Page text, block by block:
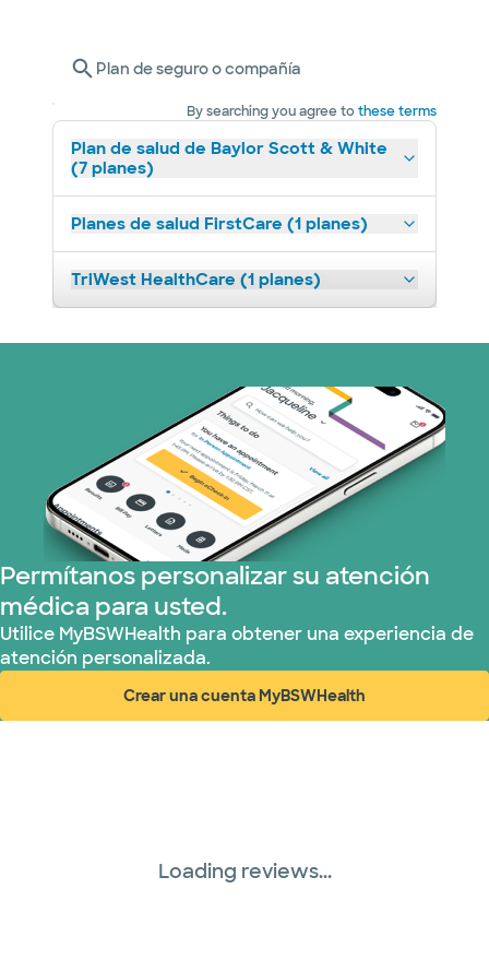
Plan de seguro o compañía
By searching you agree tothese terms
Plan de salud de Baylor Scott & White
(7 planes)
Planes de salud FirstCare (1 planes)
TriWest HealthCare (1 planes)
Permítanos personalizar su atención
médica para usted.
Utilice MyBSWHealth para obtener una experiencia de
atención personalizada.
Crear una cuenta MyBSWHealth
(abre en ventana nueva)
Loading reviews...